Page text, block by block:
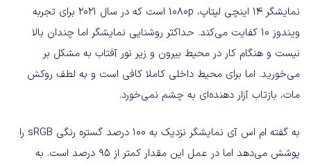
نمایشگر ۱۴ اینچی لپتاپ، ۱۰۸۰p است که در سال ۲۰۲۱ برای تجربه
ویندوز ۱۰ کفایت می‌کند. حداکثر روشنایی نمایشگر اما چندان بالا
نیست و هنگام کار در محیط بیرون و زیر نور آفتاب به مشکل بر
می‌خورید. اما برای محیط داخلی کاملا کافی است و به لطف روکش
مات، بازتاب آزار دهنده‌ای به چشم نمی‌خورد.
به گفته ام اس آی نمایشگر نزدیک به ۱۰۰ درصد گستره رنگی sRGB را
پوشش می‌دهد اما در عمل این مقدار کمتر از ۹۵ درصد است. به